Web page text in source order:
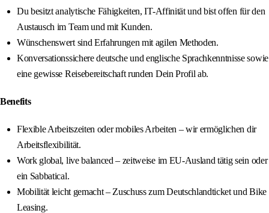
Du besitzt analytische Fähigkeiten, IT-Affinität und bist offen für den
Austausch im Team und mit Kunden.
Wünschenswert sind Erfahrungen mit agilen Methoden.
Konversationssichere deutsche und englische Sprachkenntnisse sowie
eine gewisse Reisebereitschaft runden Dein Profil ab.
Benefits
Flexible Arbeitszeiten oder mobiles Arbeiten – wir ermöglichen dir
Arbeitsflexibilität.
Work global, live balanced – zeitweise im EU-Ausland tätig sein oder
ein Sabbatical.
Mobilität leicht gemacht – Zuschuss zum Deutschlandticket und Bike
Leasing.